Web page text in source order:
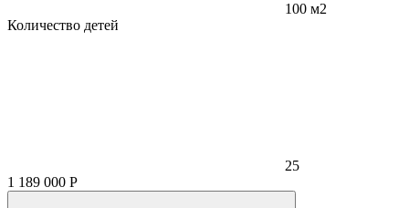
100 м2
Количество детей
25
1 189 000 Р